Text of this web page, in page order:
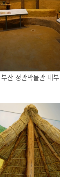
부산 정관박물관 내부